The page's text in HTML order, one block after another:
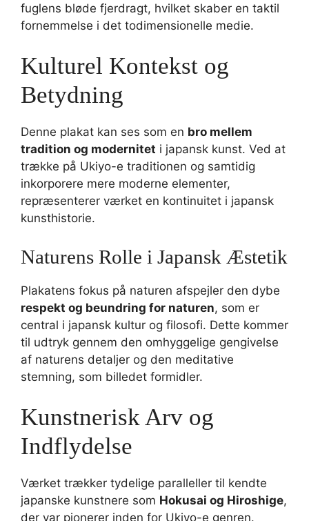
fuglens bløde fjerdragt, hvilket skaber en taktil
fornemmelse i det todimensionelle medie.
Kulturel Kontekst og
Betydning
Denne plakat kan ses som en bro mellem
tradition og modernitet i japansk kunst. Ved at
trække på Ukiyo-e traditionen og samtidig
inkorporere mere moderne elementer,
repræsenterer værket en kontinuitet i japansk
kunsthistorie.
Naturens Rolle i Japansk Æstetik
Plakatens fokus på naturen afspejler den dybe
respekt og beundring for naturen, som er
central i japansk kultur og filosofi. Dette kommer
til udtryk gennem den omhyggelige gengivelse
af naturens detaljer og den meditative
stemning, som billedet formidler.
Kunstnerisk Arv og
Indflydelse
Værket trækker tydelige paralleller til kendte
japanske kunstnere som Hokusai og Hiroshige,
der var pionerer inden for Ukiyo-e genren.